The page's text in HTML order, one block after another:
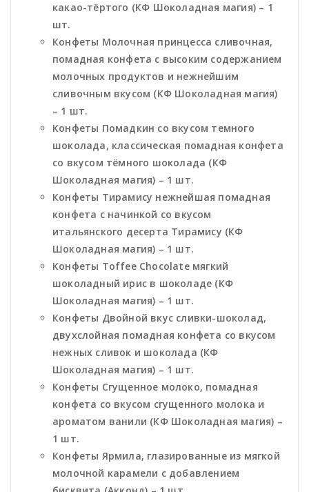
какао-тёртого (КФ Шоколадная магия) – 1
шт.
Конфеты Молочная принцесса сливочная,
помадная конфета с высоким содержанием
молочных продуктов и нежнейшим
сливочным вкусом (КФ Шоколадная магия)
– 1 шт.
Конфеты Помадкин со вкусом темного
шоколада, классическая помадная конфета
со вкусом тёмного шоколада (КФ
Шоколадная магия) – 1 шт.
Конфеты Тирамису нежнейшая помадная
конфета с начинкой со вкусом
итальянского десерта Тирамису (КФ
Шоколадная магия) – 1 шт.
Конфеты Toffee Chocolate мягкий
шоколадный ирис в шоколаде (КФ
Шоколадная магия) – 1 шт.
Конфеты Двойной вкус сливки-шоколад,
двухслойная помадная конфета со вкусом
нежных сливок и шоколада (КФ
Шоколадная магия) – 1 шт.
Конфеты Сгущенное молоко, помадная
конфета со вкусом сгущенного молока и
ароматом ванили (КФ Шоколадная магия) –
1 шт.
Конфеты Ярмила, глазированные из мягкой
молочной карамели с добавлением